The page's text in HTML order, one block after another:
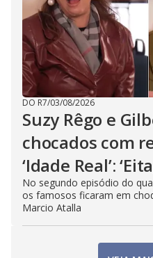
DO R7/03/08/2026
Suzy Rêgo e
chocados com
‘Idade Real’:
No segundo episódio do
os famosos ficaram em
Marcio Atalla